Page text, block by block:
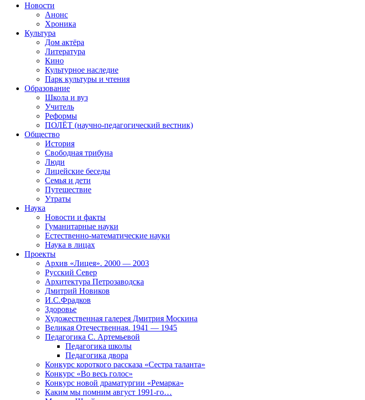
Новости
Анонс
Хроника
Культура
Дом актёра
Литература
Кино
Культурное наследие
Парк культуры и чтения
Образование
Школа и вуз
Учитель
Реформы
ПОЛЁТ (научно-педагогический вестник)
Общество
История
Свободная трибуна
Люди
Лицейские беседы
Семья и дети
Путешествие
Утраты
Наука
Новости и факты
Гуманитарные науки
Естественно-математические науки
Наука в лицах
Проекты
Архив «Лицея». 2000 — 2003
Русский Север
Архитектура Петрозаводска
Дмитрий Новиков
И.С.Фрадков
Здоровье
Художественная галерея Дмитрия Москина
Великая Отечественная. 1941 — 1945
Педагогика С. Артемьевой
Педагогика школы
Педагогика двора
Конкурс короткого рассказа «Сестра таланта»
Конкурс «Во весь голос»
Конкурс новой драматургии «Ремарка»
Каким мы помним август 1991-го…